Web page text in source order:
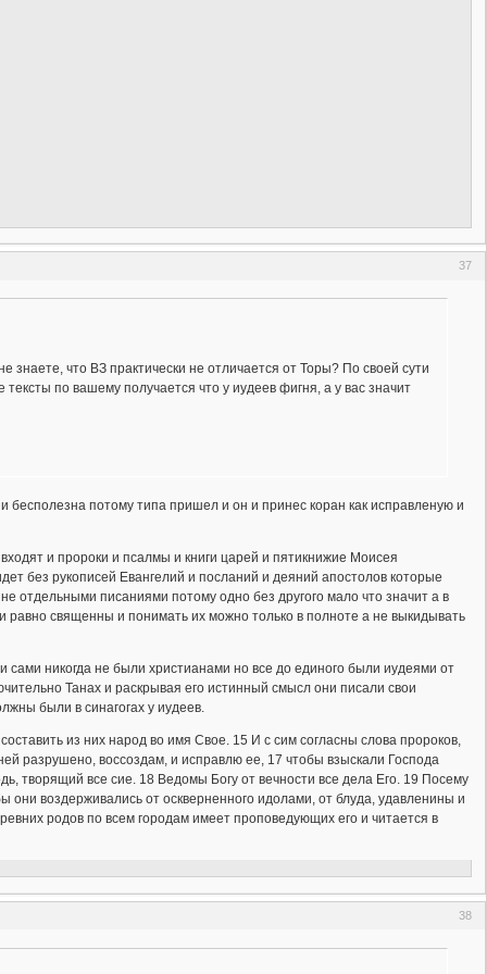
37
что ВЗ практически не отличается от Торы? По своей сути
по вашему получается что у иудеев фигня, а у вас значит
потому типа пришел и он и принес коран как исправленую и
и пророки и псалмы и книги царей и пятикнижие Моисея
без рукописей Евангелий и посланий и деяний апостолов которые
отдельными писаниями потому одно без другого мало что значит а в
священны и понимать их можно только в полноте а не выкидывать
никогда не были христианами но все до единого были иудеями от
Танах и раскрывая его истинный смысл они писали свои
были в синагогах у иудеев.
из них народ во имя Свое. 15 И с сим согласны слова пророков,
разрушено, воссоздам, и исправлю ее, 17 чтобы взыскали Господа
творящий все сие. 18 Ведомы Богу от вечности все дела Его. 19 Посему
воздерживались от оскверненного идолами, от блуда, удавленины и
родов по всем городам имеет проповедующих его и читается в
38